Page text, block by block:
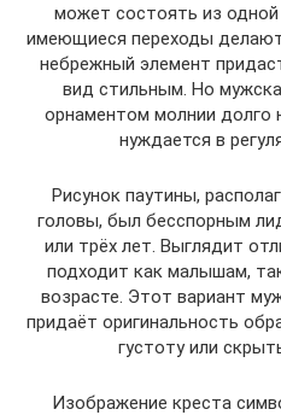
может состоять из одной
имеющиеся переходы
небрежный элемент
вид стильным. Но
орнаментом молнии долго
нуждается в
Рисунок паутины,
головы, был бесспорным
или трёх лет. Выглядит
подходит как малышам,
возрасте. Этот вариант
придаёт оригинальность
густоту или
Изображение креста